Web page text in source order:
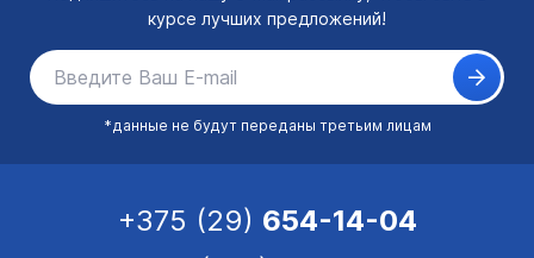
курсе лучших предложений!
*данные не будут переданы третьим лицам
+375 (29) 654-14-04